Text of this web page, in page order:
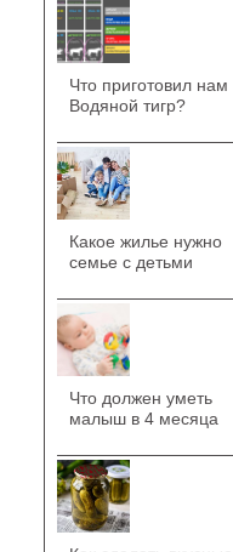
Что приготовил нам
Водяной тигр?
Какое жилье нужно
семье с детьми
Что должен уметь
малыш в 4 месяца